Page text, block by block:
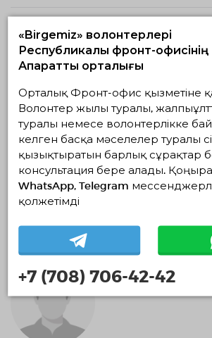
Жандарбек Жиенбаев
Маңғыстау облысы, Бейнеу ауданы,
0 айлар
Әлеуметтік волонтерлік
«Birgemiz» волонтерлері
Республикалық фронт-офисінің
Ақпараттық орталығы
Орталық Фронт-офис қызметіне
Волонтер жылы туралы,
туралы немесе волонтерлікке
келген басқа мәселелер туралы
қызықтыратын барлық сұрақтар
консультация бере алады.
WhatsApp, Telegram
қолжетімді
+7 (708) 706-42-42